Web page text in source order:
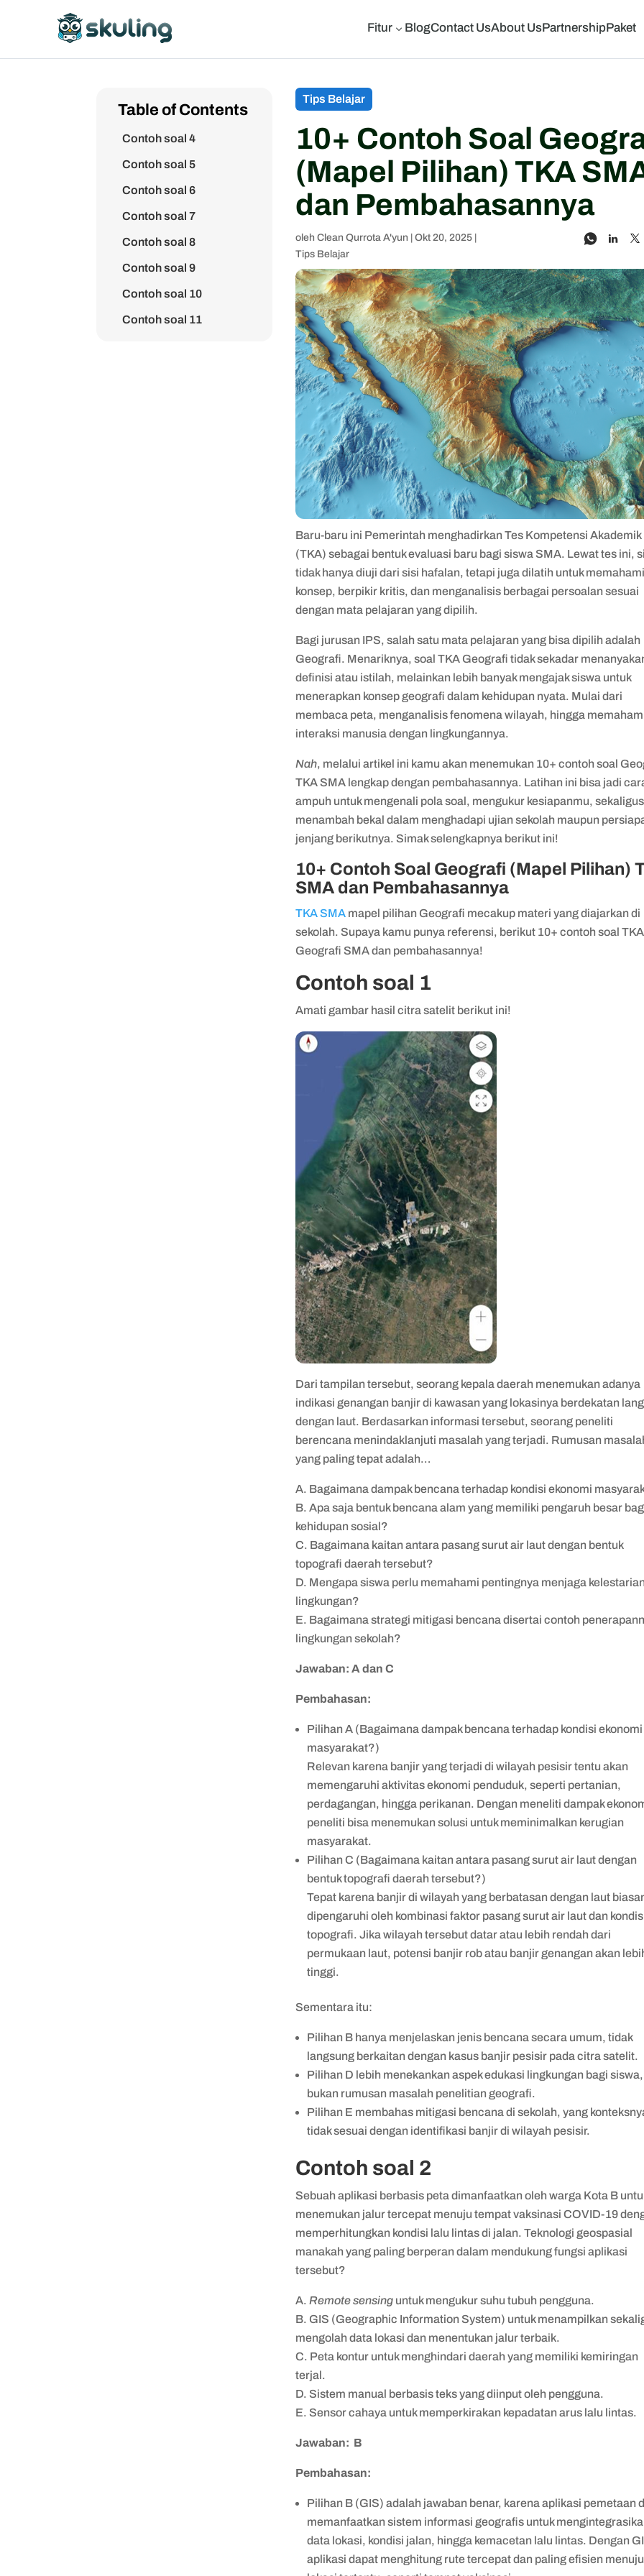
Fitur3 BlogContact UsAbout UsPartnershipPaket
Table of Contents
Contoh soal 1
Contoh soal 3
Contoh soal 4
Contoh soal 5
Contoh soal 6
Contoh soal 7
Contoh soal 8
Contoh soal 9
Contoh soal 10
Contoh soal 11
Tips Belajar
10+ Contoh Soal
(Mapel Pilihan) TKA
dan Pembahasannya
olehClean Qurrota A'yun |Okt 20, 2025
Tips Belajar
Baru-baru ini Pemerintah menghadirkan Tes Kompetensi Akademik
(TKA) sebagai bentuk evaluasi baru bagi siswa SMA. Lewat tes ini,
tidak hanya diuji dari sisi hafalan, tetapi juga dilatih untuk memahami
konsep, berpikir kritis, dan menganalisis berbagai persoalan sesuai
dengan mata pelajaran yang dipilih.
Bagi jurusan IPS, salah satu mata pelajaran yang bisa dipilih adalah
Geografi. Menariknya, soal TKA Geografi tidak sekadar
definisi atau istilah, melainkan lebih banyak mengajak siswa untuk
menerapkan konsep geografi dalam kehidupan nyata. Mulai dari
membaca peta, menganalisis fenomena wilayah, hingga
interaksi manusia dengan lingkungannya.
Nah, melalui artikel ini kamu akan menemukan 10+ contoh soal
TKA SMA lengkap dengan pembahasannya. Latihan ini bisa jadi
ampuh untuk mengenali pola soal, mengukur kesiapanmu, sekaligus
menambah bekal dalam menghadapi ujian sekolah maupun
jenjang berikutnya. Simak selengkapnya berikut ini!
10+ Contoh Soal Geografi (Mapel Pilihan)
SMA dan Pembahasannya
TKA SMA mapel pilihan Geografi mecakup materi yang diajarkan di
sekolah. Supaya kamu punya referensi, berikut 10+ contoh soal TKA
Geografi SMA dan pembahasannya!
Contoh soal 1
Amati gambar hasil citra satelit berikut ini!
Dari tampilan tersebut, seorang kepala daerah menemukan adanya
indikasi genangan banjir di kawasan yang lokasinya berdekatan
dengan laut. Berdasarkan informasi tersebut, seorang peneliti
berencana menindaklanjuti masalah yang terjadi. Rumusan
yang paling tepat adalah…
A. Bagaimana dampak bencana terhadap kondisi ekonomi
B. Apa saja bentuk bencana alam yang memiliki pengaruh besar
kehidupan sosial?
C. Bagaimana kaitan antara pasang surut air laut dengan bentuk
topografi daerah tersebut?
D. Mengapa siswa perlu memahami pentingnya menjaga
lingkungan?
E. Bagaimana strategi mitigasi bencana disertai contoh
lingkungan sekolah?
Jawaban: A dan C
Pembahasan:
Pilihan A (Bagaimana dampak bencana terhadap kondisi ekonomi
masyarakat?)
Relevan karena banjir yang terjadi di wilayah pesisir tentu akan
memengaruhi aktivitas ekonomi penduduk, seperti pertanian,
perdagangan, hingga perikanan. Dengan meneliti dampak
peneliti bisa menemukan solusi untuk meminimalkan kerugian
masyarakat.
Pilihan C (Bagaimana kaitan antara pasang surut air laut dengan
bentuk topografi daerah tersebut?)
Tepat karena banjir di wilayah yang berbatasan dengan laut
dipengaruhi oleh kombinasi faktor pasang surut air laut dan
topografi. Jika wilayah tersebut datar atau lebih rendah dari
permukaan laut, potensi banjir rob atau banjir genangan akan
tinggi.
Sementara itu:
Pilihan B hanya menjelaskan jenis bencana secara umum, tidak
langsung berkaitan dengan kasus banjir pesisir pada citra satelit.
Pilihan D lebih menekankan aspek edukasi lingkungan bagi siswa,
bukan rumusan masalah penelitian geografi.
Pilihan E membahas mitigasi bencana di sekolah, yang
tidak sesuai dengan identifikasi banjir di wilayah pesisir.
Contoh soal 2
Sebuah aplikasi berbasis peta dimanfaatkan oleh warga Kota B
menemukan jalur tercepat menuju tempat vaksinasi COVID-19
memperhitungkan kondisi lalu lintas di jalan. Teknologi geospasial
manakah yang paling berperan dalam mendukung fungsi aplikasi
tersebut?
A.Remote sensing untuk mengukur suhu tubuh pengguna.
B. GIS (Geographic Information System) untuk menampilkan
mengolah data lokasi dan menentukan jalur terbaik.
C. Peta kontur untuk menghindari daerah yang memiliki kemiringan
terjal.
D. Sistem manual berbasis teks yang diinput oleh pengguna.
E. Sensor cahaya untuk memperkirakan kepadatan arus lalu lintas.
Jawaban: B
Pembahasan:
Pilihan B (GIS) adalah jawaban benar, karena aplikasi pemetaan
memanfaatkan sistem informasi geografis untuk
data lokasi, kondisi jalan, hingga kemacetan lalu lintas. Dengan
aplikasi dapat menghitung rute tercepat dan paling efisien menuju